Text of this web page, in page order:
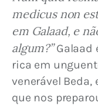
medicus non
em Galaad, e
algum?” Galaad
rica em
venerável Beda,
que nos